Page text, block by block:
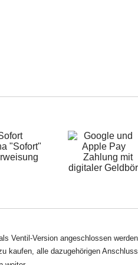
"Sofort"
Zahlung mit
digitaler
Ventil-Version angeschlossen
kaufen, alle dazugehörigen